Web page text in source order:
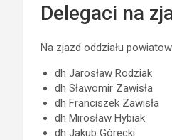
Delegaci na
Na zjazd oddziału
dh Jarosław Rodziak
dh Sławomir Zawisła
dh Franciszek Zawisła
dh Mirosław Hybiak
dh Jakub Górecki